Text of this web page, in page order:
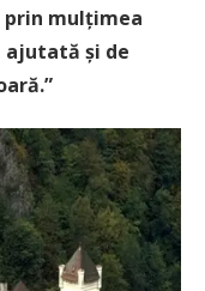
prin mulțimea
ajutată și de